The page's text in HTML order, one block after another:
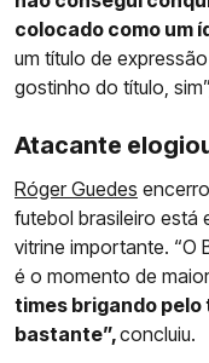
colocado como um
um título de
gostinho do título,
Atacante
Róger Guedes
futebol brasileiro está
vitrine importante. “O
é o momento de
times brigando
bastante”,concluiu.